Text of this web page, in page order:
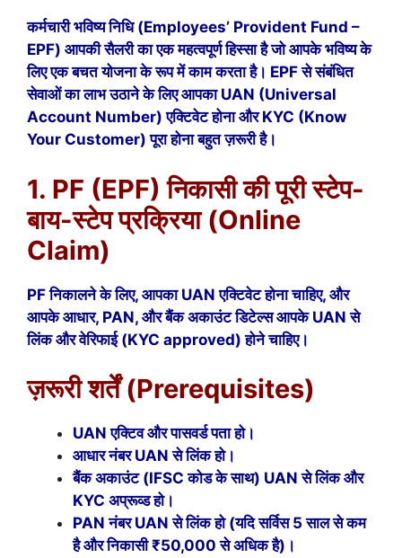
कर्मचारी भविष्य निधि (Employees’ Provident Fund –
EPF) आपकी सैलरी का एक महत्वपूर्ण हिस्सा है जो आपके भविष्य के
लिए एक बचत योजना के रूप में काम करता है। EPF से संबंधित
सेवाओं का लाभ उठाने के लिए आपका UAN (Universal
Account Number) एक्टिवेट होना और KYC (Know
Your Customer) पूरा होना बहुत ज़रूरी है।
1. PF (EPF) निकासी की पूरी स्टेप-
बाय-स्टेप प्रक्रिया (Online
Claim)
PF निकालने के लिए, आपका UAN एक्टिवेट होना चाहिए, और
आपके आधार, PAN, और बैंक अकाउंट डिटेल्स आपके UAN से
लिंक और वेरिफाई (KYC approved) होने चाहिए।
ज़रूरी शर्तें (Prerequisites)
UAN एक्टिव और पासवर्ड पता हो।
आधार नंबर UAN से लिंक हो।
बैंक अकाउंट (IFSC कोड के साथ) UAN से लिंक और
KYC अप्रूव्ड हो।
PAN नंबर UAN से लिंक हो (यदि सर्विस 5 साल से कम
है और निकासी ₹50,000 से अधिक है)।